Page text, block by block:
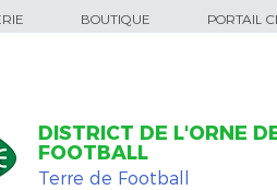
BOUTIQUE PORTAIL
DISTRICT DE L'ORNE
FOOTBALL
Terre de Football